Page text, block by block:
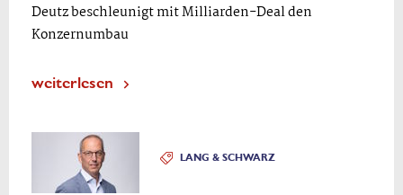
Deutz beschleunigt mit Milliarden-Deal den
Konzernumbau
weiterlesen
LANG & SCHWARZ